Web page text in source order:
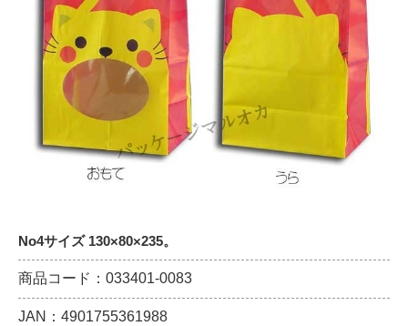
No4サイズ 130×80×235。
商品コード：033401-0083
JAN：4901755361988